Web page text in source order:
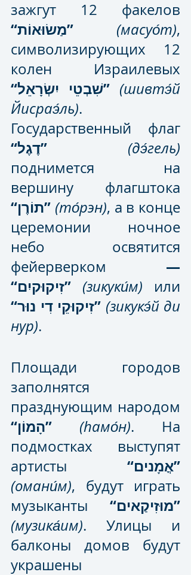
“מַשׂוּאוֹת” (масуо́т),
символизирующих 12
“ שִׁבְטֵי יִשְׂרָאֵל” (шивтэ́й
Йисраэ́ль).
“דֶגֶל”
(дэ́гель)
поднимется на
“תוֹרֶן” (то́рэн), а в конце
церемонии ночное
небо освятится
фейерверком —
“זִיקוּקיִם”
(зикуки́м) или
“זִיקוּקֵי דִי נוּר” (зикукэ́й ди
нур).
Площади городов
заполнятся
“הָמוֹן” (hамо́н). На
подмостках выступят
артисты
“אֳמָנים”
(омани́м), будут играть
музыканты
“מוּזִיקַאים”
(музика́им). Улицы и
балконы домов будут
украшены